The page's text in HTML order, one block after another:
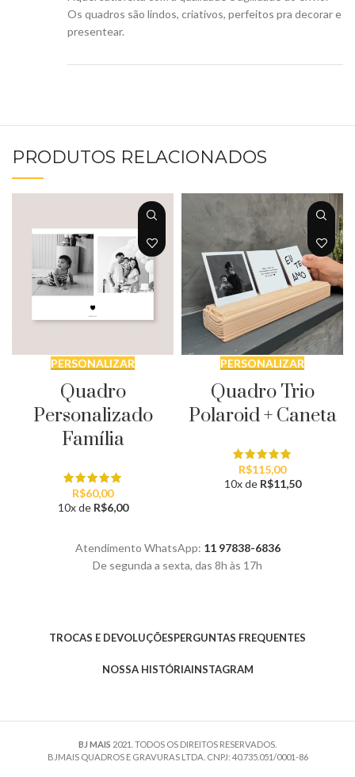
Os quadros são lindos, criativos, perfeitos pra decorar e
presentear.
PRODUTOS RELACIONADOS
PERSONALIZAR
Quadro
Personalizado
Família
R$60,00
10x de R$6,00
PERSONALIZAR
Quadro Trio
Polaroid + Caneta
R$115,00
10x de R$11,50
Atendimento WhatsApp: 11 97838-6836
De segunda a sexta, das 8h às 17h
TROCAS E DEVOLUÇÕESPERGUNTAS FREQUENTES
NOSSA HISTÓRIAINSTAGRAM
BJ MAIS 2021. TODOS OS DIREITOS RESERVADOS.
BJMAIS QUADROS E GRAVURAS LTDA. CNPJ: 40.735.051/0001-86